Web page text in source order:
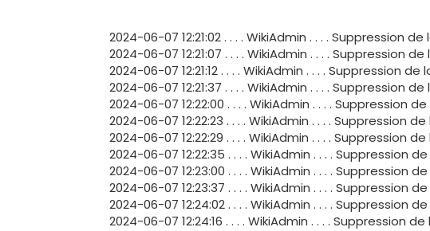
2024-06-07 12:21:02 . . . . WikiAdmin . . . . Suppression
2024-06-07 12:21:07 . . . . WikiAdmin . . . . Suppression
2024-06-07 12:21:12 . . . . WikiAdmin . . . . Suppression
2024-06-07 12:21:37 . . . . WikiAdmin . . . . Suppression
2024-06-07 12:22:00 . . . . WikiAdmin . . . . Suppression
2024-06-07 12:22:23 . . . . WikiAdmin . . . . Suppression
2024-06-07 12:22:29 . . . . WikiAdmin . . . . Suppression
2024-06-07 12:22:35 . . . . WikiAdmin . . . . Suppression
2024-06-07 12:23:00 . . . . WikiAdmin . . . . Suppression
2024-06-07 12:23:37 . . . . WikiAdmin . . . . Suppression
2024-06-07 12:24:02 . . . . WikiAdmin . . . .
2024-06-07 12:24:16 . . . . WikiAdmin . . . . Suppression